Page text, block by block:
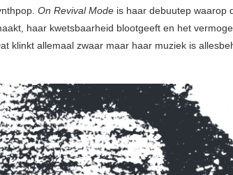
On Revival Mode is haar debuutep waarop
haar kwetsbaarheid blootgeeft en het
klinkt allemaal zwaar maar haar muziek is